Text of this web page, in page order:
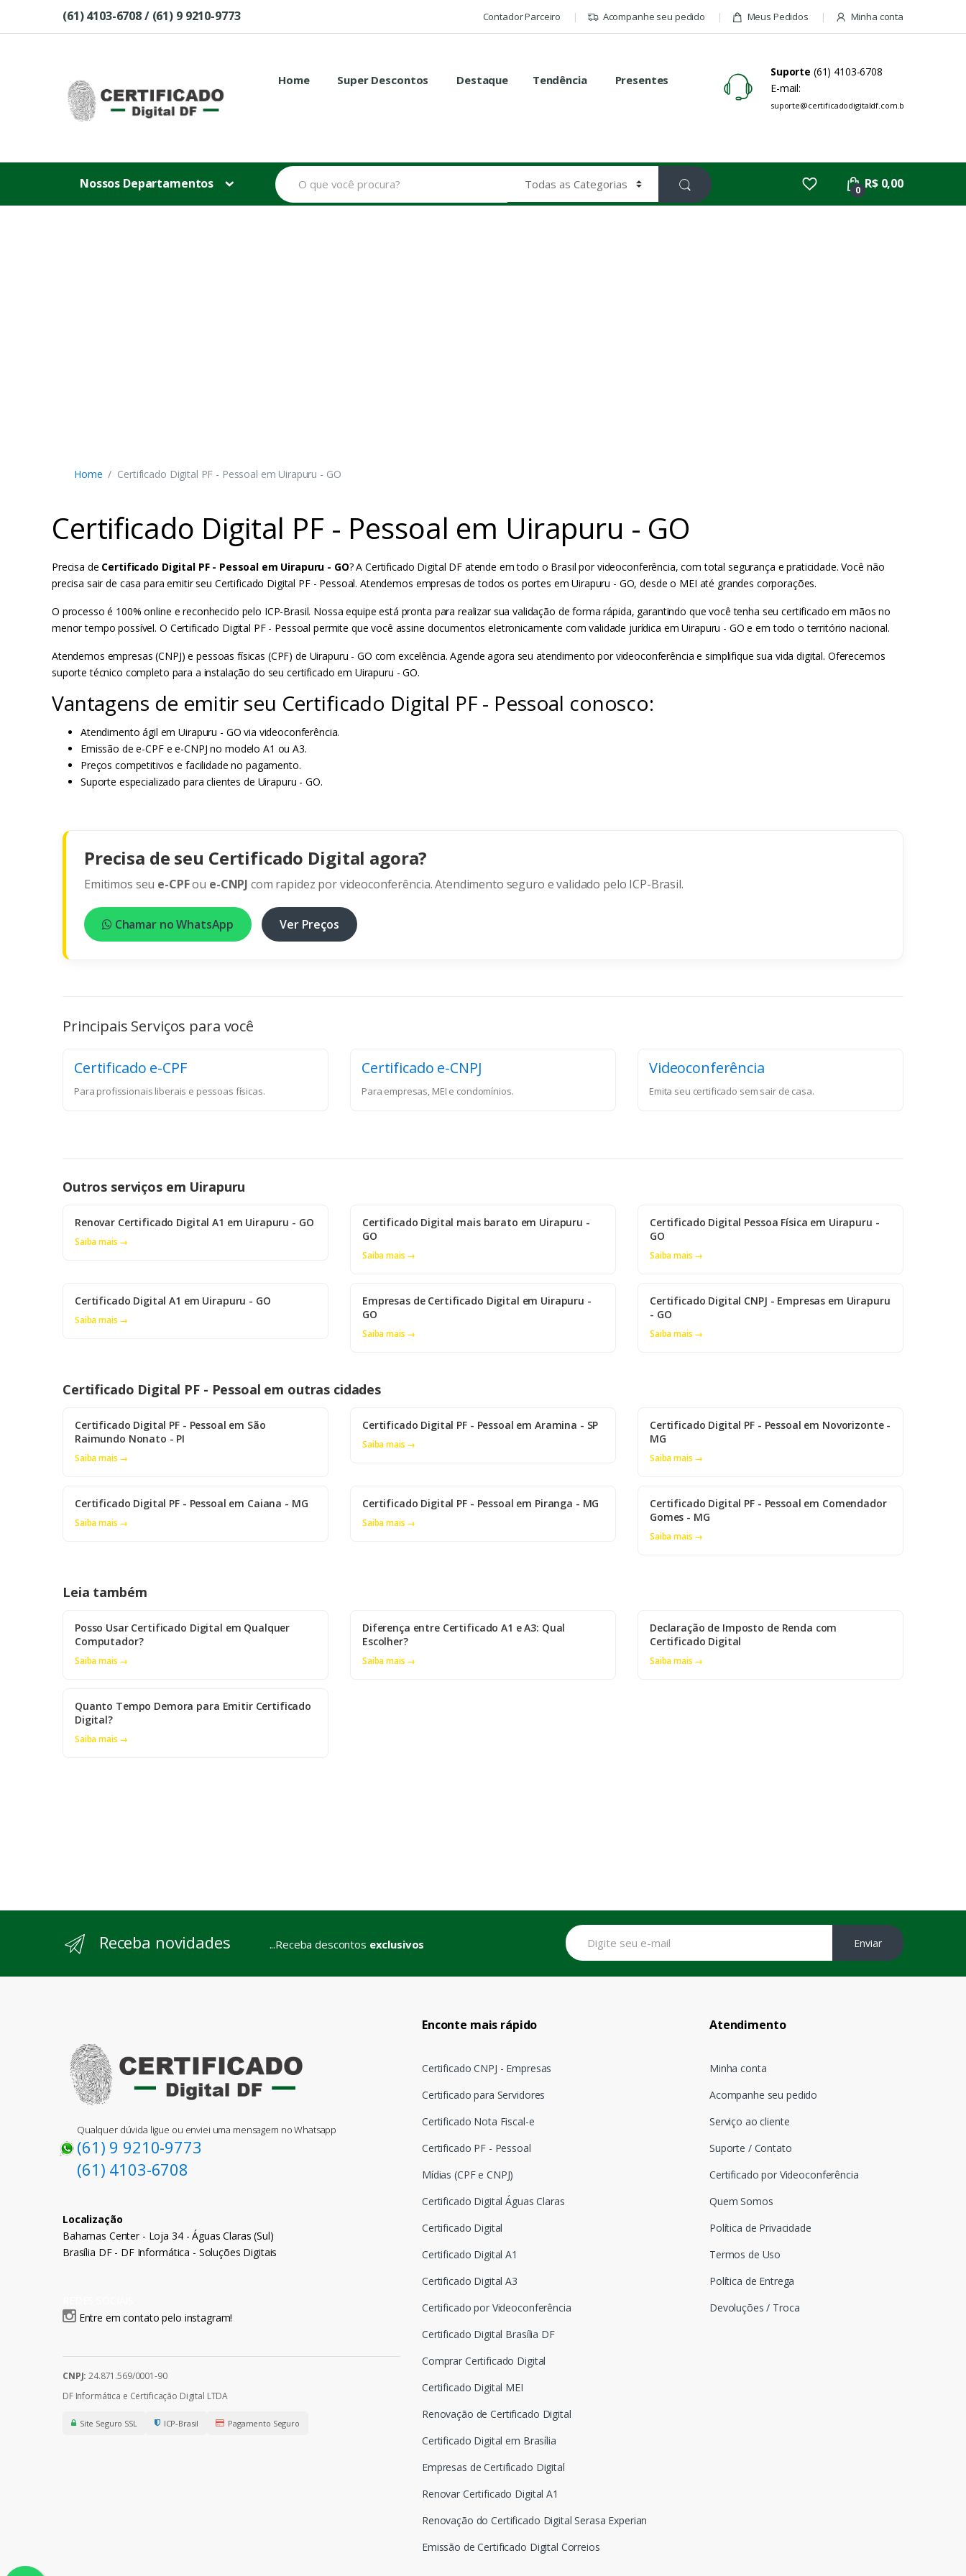
Skip to navigation
Skip to content(61) 4103-6708 / (61) 9 9210-9773 Contador Parceiro Acompanhe seu pedido Meus Pedidos Minha conta
Home Super Descontos Destaque Tendência Presentes
Suporte (61) 4103-6708
E-mail:
suporte@certificadodigitaldf.com.br
Nossos Departamentos
B
u
s
0 R$ 0,00
Home Certificado Digital PF - Pessoal em Uirapuru - GO
Certificado Digital PF - Pessoal em Uirapuru - GO
Precisa de Certificado Digital PF - Pessoal em Uirapuru - GO? A Certificado Digital DF atende em todo o Brasil por videoconferência, com total segurança e praticidade. Você não
precisa sair de casa para emitir seu Certificado Digital PF - Pessoal. Atendemos empresas de todos os portes em Uirapuru - GO, desde o MEI até grandes corporações.
O processo é 100% online e reconhecido pelo ICP-Brasil. Nossa equipe está pronta para realizar sua validação de forma rápida, garantindo que você tenha seu certificado em mãos no
menor tempo possível. O Certificado Digital PF - Pessoal permite que você assine documentos eletronicamente com validade jurídica em Uirapuru - GO e em todo o território nacional.
Atendemos empresas (CNPJ) e pessoas físicas (CPF) de Uirapuru - GO com excelência. Agende agora seu atendimento por videoconferência e simplifique sua vida digital. Oferecemos
suporte técnico completo para a instalação do seu certificado em Uirapuru - GO.
Vantagens de emitir seu Certificado Digital PF - Pessoal conosco:
Atendimento ágil em Uirapuru - GO via videoconferência.
Emissão de e-CPF e e-CNPJ no modelo A1 ou A3.
Preços competitivos e facilidade no pagamento.
Suporte especializado para clientes de Uirapuru - GO.
Precisa de seu Certificado Digital agora?
Emitimos seu e-CPFou e-CNPJ com rapidez por videoconferência. Atendimento seguro e validado pelo ICP-Brasil.
Chamar no WhatsApp Ver Preços
Principais Serviços para você
Certificado e-CPF
Para profissionais liberais e pessoas físicas.
Certificado e-CNPJ
Para empresas, MEI e condomínios.
Videoconferência
Emita seu certificado sem sair de casa.
Outros serviços em Uirapuru
Renovar Certificado Digital A1 em Uirapuru - GO
Saiba mais →
Certificado Digital mais barato em Uirapuru -
GO
Saiba mais →
Certificado Digital Pessoa Física em Uirapuru -
GO
Saiba mais →
Certificado Digital A1 em Uirapuru - GO
Saiba mais →
Empresas de Certificado Digital em Uirapuru -
GO
Saiba mais →
Certificado Digital CNPJ - Empresas em Uirapuru
- GO
Saiba mais →
Certificado Digital PF - Pessoal em outras cidades
Certificado Digital PF - Pessoal em São
Raimundo Nonato - PI
Saiba mais →
Certificado Digital PF - Pessoal em Aramina - SP
Saiba mais →
Certificado Digital PF - Pessoal em Novorizonte -
MG
Saiba mais →
Certificado Digital PF - Pessoal em Caiana - MG
Saiba mais →
Certificado Digital PF - Pessoal em Piranga - MG
Saiba mais →
Certificado Digital PF - Pessoal em Comendador
Gomes - MG
Saiba mais →
Leia também
Posso Usar Certificado Digital em Qualquer
Computador?
Saiba mais →
Diferença entre Certificado A1 e A3: Qual
Escolher?
Saiba mais →
Declaração de Imposto de Renda com
Certificado Digital
Saiba mais →
Quanto Tempo Demora para Emitir Certificado
Digital?
Saiba mais →
Receba novidades ...Receba descontos exclusivos Enviar
Enconte mais rápido
Certificado CNPJ - Empresas
Certificado para Servidores
Certificado Nota Fiscal-e
Certificado PF - Pessoal
Mídias (CPF e CNPJ)
Certificado Digital Águas Claras
Certificado Digital
Certificado Digital A1
Certificado Digital A3
Certificado por Videoconferência
Certificado Digital Brasília DF
Comprar Certificado Digital
Certificado Digital MEI
Renovação de Certificado Digital
Certificado Digital em Brasília
Empresas de Certificado Digital
Renovar Certificado Digital A1
Renovação do Certificado Digital Serasa Experian
Emissão de Certificado Digital Correios
Atendimento
Minha conta
Acompanhe seu pedido
Serviço ao cliente
Suporte / Contato
Certificado por Videoconferência
Quem Somos
Política de Privacidade
Termos de Uso
Política de Entrega
Devoluções / Troca
Qualquer dúvida ligue ou enviei uma mensagem no Whatsapp
(61) 9 9210-9773
(61) 4103-6708
Localização
Bahamas Center - Loja 34 - Águas Claras (Sul)
Brasília DF - DF Informática - Soluções Digitais
Entre em contato pelo instagram!
CNPJ: 24.871.569/0001-90
DF Informática e Certificação Digital LTDA
Site Seguro SSL ICP-Brasil Pagamento Seguro